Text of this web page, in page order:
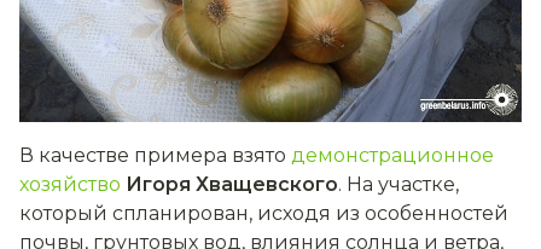
В качестве примера взято демонстрационное
хозяйство Игоря Хващевского. На участке,
который спланирован, исходя из особенностей
почвы, грунтовых вод, влияния солнца и ветра,